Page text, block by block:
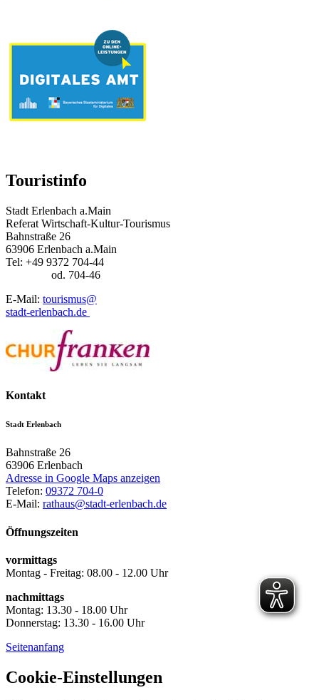
Touristinfo
Stadt Erlenbach a.Main
Referat Wirtschaft-Kultur-Tourismus
Bahnstraße 26
63906 Erlenbach a.Main
Tel: +49 9372 704-44
od. 704-46
E-Mail: tourismus@
stadt-erlenbach.de
Kontakt
Stadt Erlenbach
Bahnstraße 26
63906 Erlenbach
Adresse in Google Maps anzeigen
Telefon: 09372 704-0
E-Mail: rathaus@stadt-erlenbach.de
Öffnungszeiten
vormittags
Montag - Freitag: 08.00 - 12.00 Uhr
nachmittags
Montag: 13.30 - 18.00 Uhr
Donnerstag: 13.30 - 16.00 Uhr
Seitenanfang
Cookie-Einstellungen